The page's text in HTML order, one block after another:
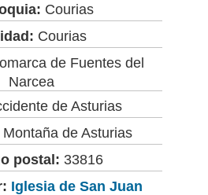
Courias
Courias
de Fuentes del
Narcea
de Asturias
Montaña de Asturias
postal: 33816
Iglesia de San Juan